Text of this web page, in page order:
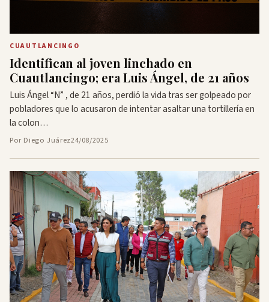
CUAUTLANCINGO
Identifican al joven linchado en
Cuautlancingo; era Luis Ángel, de 21 años
Luis Ángel “N” , de 21 años, perdió la vida tras ser golpeado por
pobladores que lo acusaron de intentar asaltar una tortillería en
la colon…
Por Diego Juárez24/08/2025